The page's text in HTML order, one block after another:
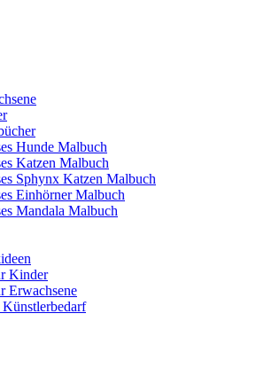
Hunde Malbuch
Katzen Malbuch
Sphynx Katzen Malbuch
Einhörner Malbuch
Mandala Malbuch
Kinder
Erwachsene